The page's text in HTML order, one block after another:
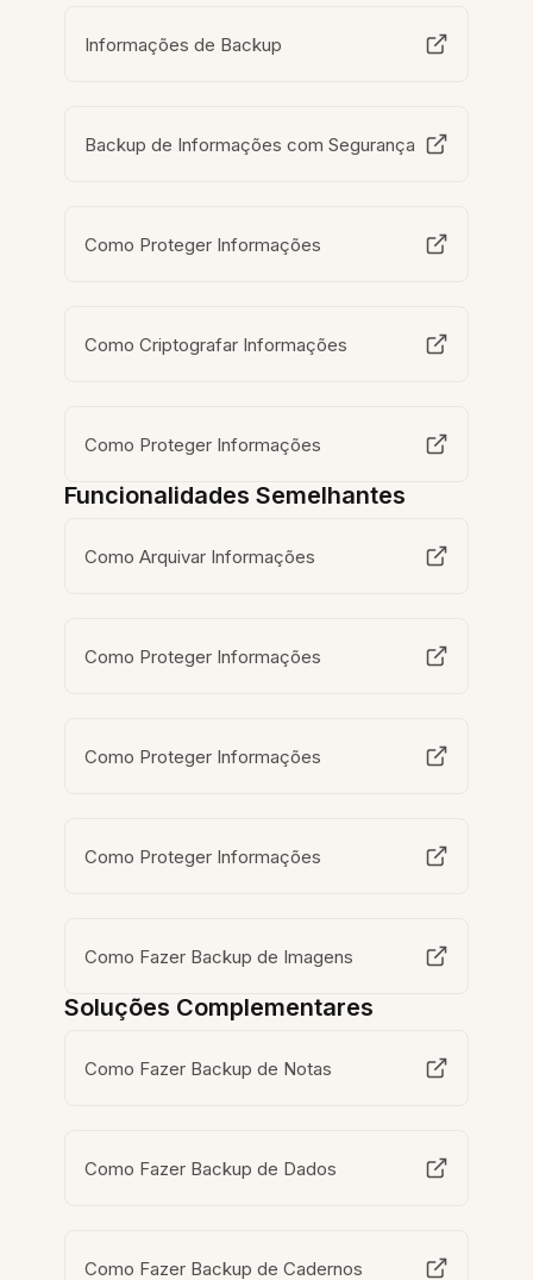
Informações de Backup
Backup de Informações com Segurança
Como Proteger Informações
Como Criptografar Informações
Como Proteger Informações
Funcionalidades Semelhantes
Como Arquivar Informações
Como Proteger Informações
Como Proteger Informações
Como Proteger Informações
Como Fazer Backup de Imagens
Soluções Complementares
Como Fazer Backup de Notas
Como Fazer Backup de Dados
Como Fazer Backup de Cadernos